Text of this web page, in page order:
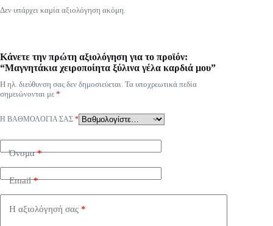
Δεν υπάρχει καμία αξιολόγηση ακόμη.
Κάνετε την πρώτη αξιολόγηση για το προϊόν:
“Μαγνητάκια χειροποίητα ξύλινα γέλα καρδιά μου”
Η ηλ. διεύθυνση σας δεν δημοσιεύεται. Τα υποχρεωτικά πεδία
σημειώνονται με *
Η ΒΑΘΜΟΛΟΓΊΑ ΣΑΣ *
Όνομα*
Email*
Η αξιολόγησή σας *